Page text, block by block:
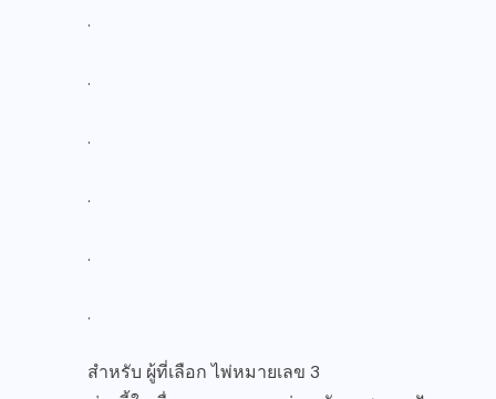
.
.
.
.
.
.
สำหรับ ผู้ที่เลือก ไพ่หมายเลข 3